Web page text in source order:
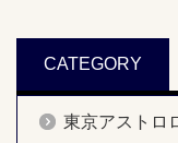
CATEGORY
東京アストロ